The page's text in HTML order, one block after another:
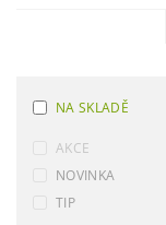
NA SKLADĚ
AKCE
NOVINKA
TIP